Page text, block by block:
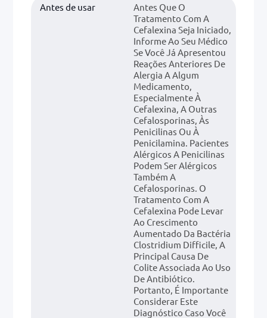
Antes de usar
Antes Que O
Tratamento Com A
Cefalexina Seja Iniciado,
Informe Ao Seu Médico
Se Você Já Apresentou
Reações Anteriores De
Alergia A Algum
Medicamento,
Especialmente À
Cefalexina, A Outras
Cefalosporinas, Às
Penicilinas Ou À
Penicilamina. Pacientes
Alérgicos A Penicilinas
Podem Ser Alérgicos
Também A
Cefalosporinas. O
Tratamento Com A
Cefalexina Pode Levar
Ao Crescimento
Aumentado Da Bactéria
Clostridium Difficile, A
Principal Causa De
Colite Associada Ao Uso
De Antibiótico.
Portanto, É Importante
Considerar Este
Diagnóstico Caso Você